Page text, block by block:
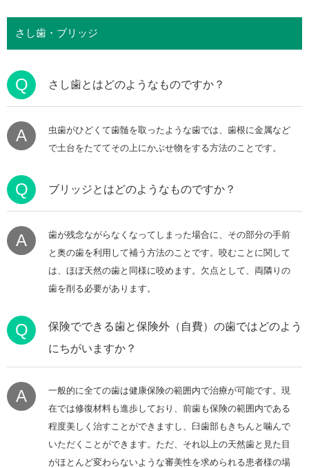
さし歯・ブリッジ
Q さし歯とはどのようなものですか？
A
虫歯がひどくて歯髄を取ったような歯では、歯根に金属など
で土台をたててその上にかぶせ物をする方法のことです。
Q ブリッジとはどのようなものですか？
A
歯が残念ながらなくなってしまった場合に、その部分の手前
と奥の歯を利用して補う方法のことです。咬むことに関して
は、ほぼ天然の歯と同様に咬めます。欠点として、両隣りの
歯を削る必要があります。
Q
保険でできる歯と保険外（自費）の歯ではどのよう
にちがいますか？
A
一般的に全ての歯は健康保険の範囲内で治療が可能です。現
在では修復材料も進歩しており、前歯も保険の範囲内である
程度美しく治すことができますし、臼歯部もきちんと噛んで
いただくことができます。ただ、それ以上の天然歯と見た目
がほとんど変わらないような審美性を求められる患者様の場